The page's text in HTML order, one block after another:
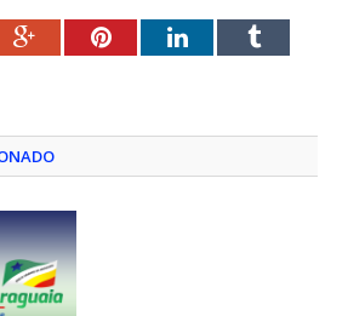
Google+PinterestLinkedInTumblr